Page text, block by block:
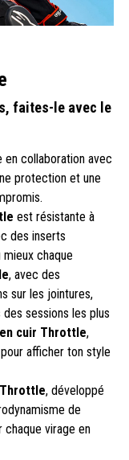
faites-le avec le
en collaboration avec
protection et une
est résistante à
des inserts
chaque
, avec des
sur les jointures,
sessions les plus
cuir Throttle,
afficher ton style
, développé
de
virage en